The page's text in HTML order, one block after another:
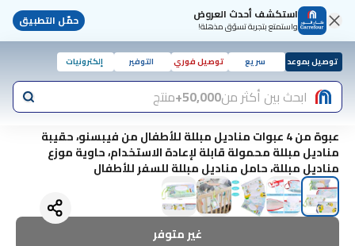
استكشف أحدث العروض
واستمتع بتجربة تسوّق مذهلة! حمّل التطبيق
توصيل بموعد سريع توصيل فوري التوفير إلكترونيات
ابحث بين أكثر من50,000+ منتج
عبوة من 4 عبوات مناديل مبللة للأطفال من فيبسنو، حقيبة
مناديل مبللة محمولة قابلة لإعادة الاستخدام، حاوية موزع
مناديل مبللة، حامل مناديل مبللة للسفر للأطفال
غير متوفر